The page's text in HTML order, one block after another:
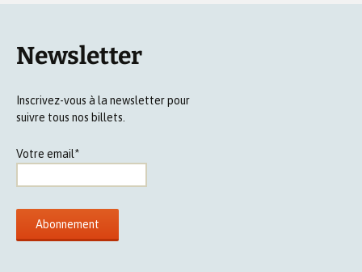
Newsletter
Inscrivez-vous à la newsletter pour
suivre tous nos billets.
Votre email*